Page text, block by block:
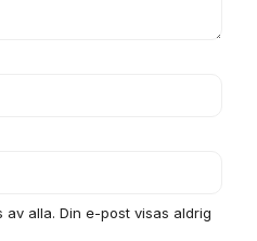
alla. Din e-post visas aldrig